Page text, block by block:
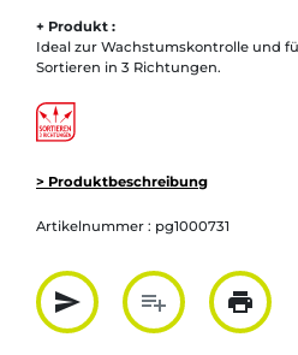
+ Produkt :
Ideal zur Wachstumskontrolle und
Sortieren in 3 Richtungen.
> Produktbeschreibung
Artikelnummer : pg1000731
send
Partager par mail
playlist_add
Ajouter à
print